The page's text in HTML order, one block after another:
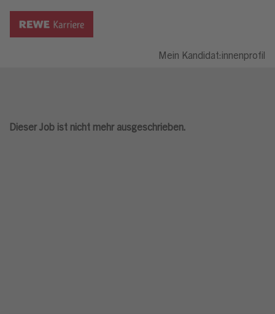
Mein Kandidat:innenprofil
Dieser Job ist nicht mehr ausgeschrieben.